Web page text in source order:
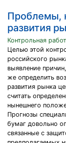
Проблемы,
развития
Контрольная
Целью этой
российского
выявление
же определить
развития рынка
считать
нынешнего
Прогнозы
бумаг довольно
связанные с